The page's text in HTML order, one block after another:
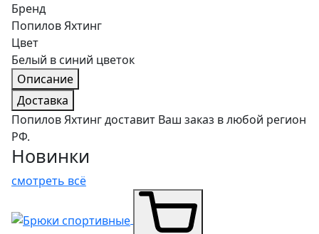
Бренд
Попилов Яхтинг
Цвет
Белый в синий цветок
Описание
Доставка
Попилов Яхтинг доставит Ваш заказ в любой регион
РФ.
Новинки
смотреть всё